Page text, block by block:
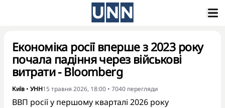
Економіка росії вперше з 2023 року
почала падіння через військові
витрати - Bloomberg
Київ • УНН15 травня 2026, 18:00 • 7040 перегляди
ВВП росії у першому кварталі 2026 року